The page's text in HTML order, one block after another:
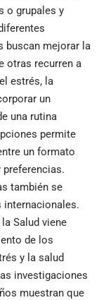
o grupales y
buscan mejorar la
otras recurren a
estrés, la
un
una rutina
permite
un formato
también se
Salud viene
de los
y la salud
investigaciones
muestran que